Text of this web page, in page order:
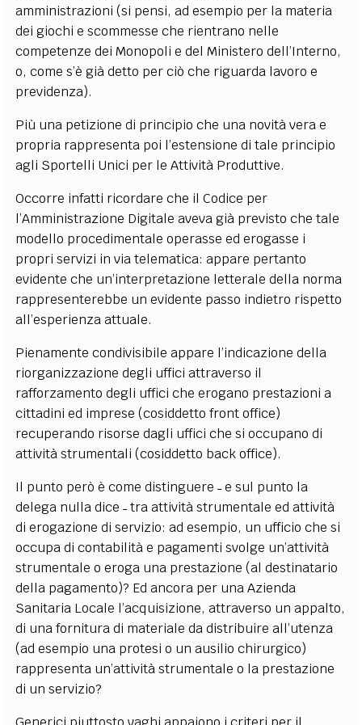
amministrazioni (si pensi, ad esempio per la materia
dei giochi e scommesse che rientrano nelle
competenze dei Monopoli e del Ministero dell’Interno,
o, come s’è già detto per ciò che riguarda lavoro e
previdenza).
Più una petizione di principio che una novità vera e
propria rappresenta poi l’estensione di tale principio
agli Sportelli Unici per le Attività Produttive.
Occorre infatti ricordare che il Codice per
l’Amministrazione Digitale aveva già previsto che tale
modello procedimentale operasse ed erogasse i
propri servizi in via telematica: appare pertanto
evidente che un’interpretazione letterale della norma
rappresenterebbe un evidente passo indietro rispetto
all’esperienza attuale.
Pienamente condivisibile appare l’indicazione della
riorganizzazione degli uffici attraverso il
rafforzamento degli uffici che erogano prestazioni a
cittadini ed imprese (cosiddetto front office)
recuperando risorse dagli uffici che si occupano di
attività strumentali (cosiddetto back office).
Il punto però è come distinguere ˗ e sul punto la
delega nulla dice ˗ tra attività strumentale ed attività
di erogazione di servizio: ad esempio, un ufficio che si
occupa di contabilità e pagamenti svolge un’attività
strumentale o eroga una prestazione (al destinatario
della pagamento)? Ed ancora per una Azienda
Sanitaria Locale l’acquisizione, attraverso un appalto,
di una fornitura di materiale da distribuire all’utenza
(ad esempio una protesi o un ausilio chirurgico)
rappresenta un’attività strumentale o la prestazione
di un servizio?